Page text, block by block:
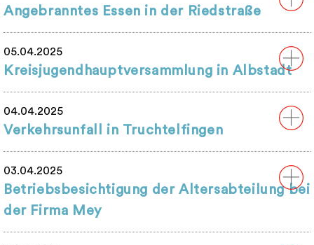
Angebranntes Essen in der Riedstraße
05.04.2025
Kreisjugendhauptversammlung in Albstadt
04.04.2025
Verkehrsunfall in Truchtelfingen
03.04.2025
Betriebsbesichtigung der Altersabteilung bei
der Firma Mey